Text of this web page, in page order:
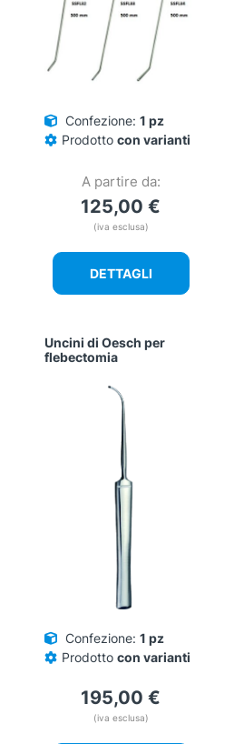
Confezione: 1 pz
Prodotto con varianti
A partire da:
125,00 €
(iva esclusa)
DETTAGLI
Uncini di Oesch per
flebectomia
Confezione: 1 pz
Prodotto con varianti
195,00 €
(iva esclusa)